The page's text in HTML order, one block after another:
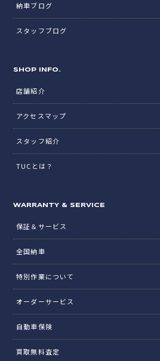
納車ブログ
スタッフブログ
SHOP INFO.
店舗紹介
アクセスマップ
スタッフ紹介
TUCとは？
WARRANTY & SERVICE
保証＆サービス
全国納車
特別作業について
オーダーサービス
自動車保険
買取無料査定